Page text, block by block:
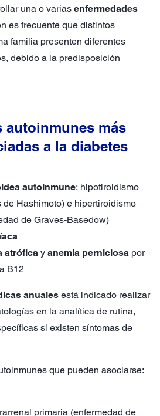
una o varias enfermedades
es frecuente que distintos
familia presenten diferentes
debido a la predisposición
autoinmunes más
a la diabetes
autoinmune: hipotiroidismo
de Hashimoto) e hipertiroidismo
de Graves-Basedow)
atrófica y anemia perniciosa por
B12
anuales está indicado realizar
en la analítica de rutina,
si existen síntomas de
que pueden asociarse:
primaria (enfermedad de